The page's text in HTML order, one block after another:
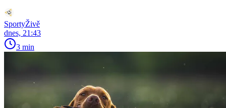
SportyŽivě
dnes, 21:43
3 min